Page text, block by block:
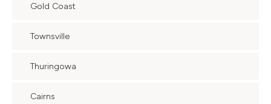
Gold Coast
Townsville
Thuringowa
Cairns